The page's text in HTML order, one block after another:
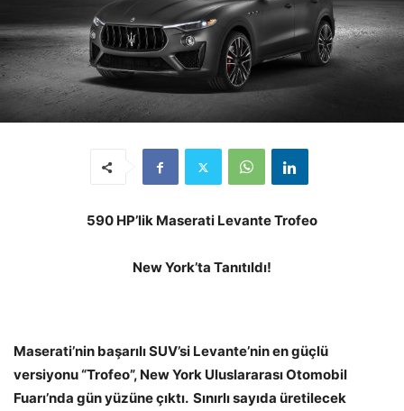
590 HP’lik Maserati Levante Trofeo
New York’ta Tanıtıldı!
Maserati’nin başarılı SUV’si Levante’nin en güçlü
versiyonu “Trofeo”, New York Uluslararası Otomobil
Fuarı’nda gün yüzüne çıktı. Sınırlı sayıda üretilecek